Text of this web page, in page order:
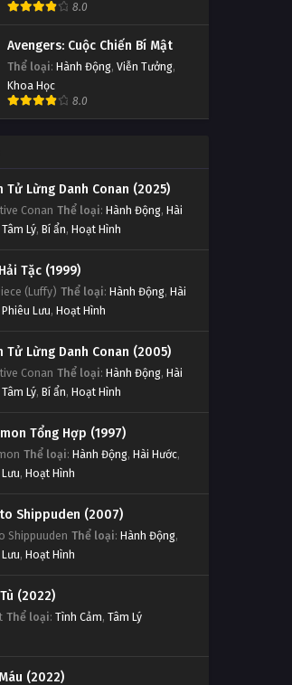
8.0
Avengers: Cuộc Chiến Bí Mật
Thể loại: Hành Động, Viễn Tưởng,
Khoa Học
8.0
Tử Lừng Danh Conan (2025)
Conan Thể loại: Hành Động, Hài
Tâm Lý, Bí ẩn, Hoạt Hình
Tặc (1999)
(Luffy) Thể loại: Hành Động, Hài
Phiêu Lưu, Hoạt Hình
Tử Lừng Danh Conan (2005)
Conan Thể loại: Hành Động, Hài
Tâm Lý, Bí ẩn, Hoạt Hình
Tổng Hợp (1997)
Thể loại: Hành Động, Hài Hước,
, Hoạt Hình
Shippuden (2007)
Shippuuden Thể loại: Hành Động,
, Hoạt Hình
(2022)
Thể loại: Tình Cảm, Tâm Lý
(2022)